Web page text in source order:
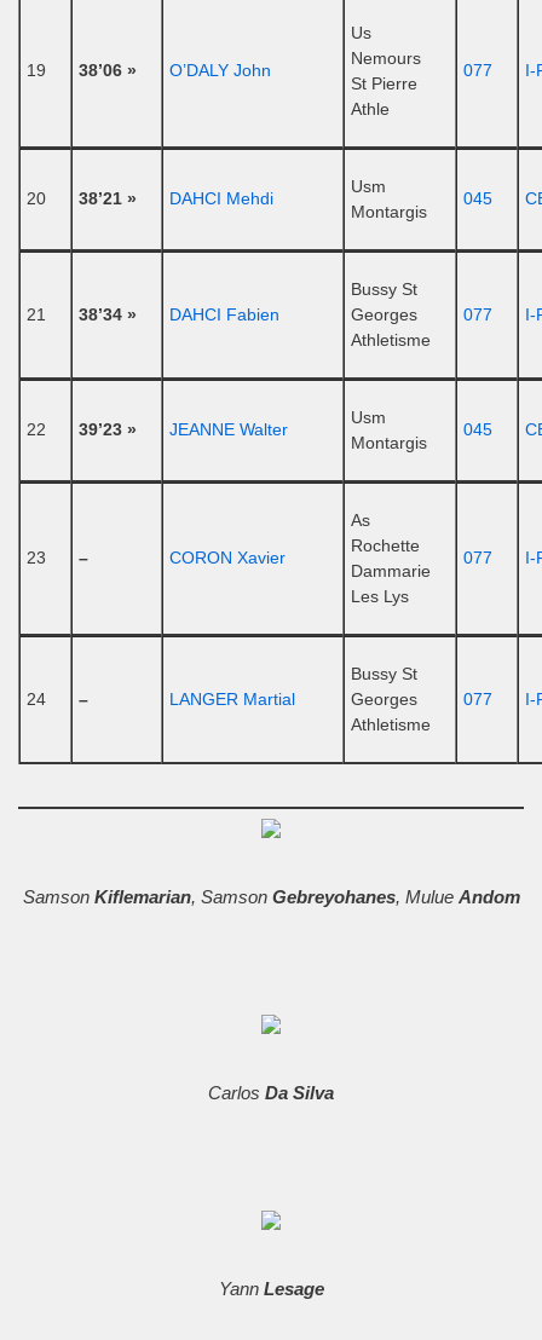
19 38’06 » O’DALY John
Us
Nemours
St Pierre
Athle
077 I-
20 38’21 » DAHCI Mehdi
Usm
Montargis
045
21 38’34 » DAHCI Fabien
Bussy St
Georges
Athletisme
077 I-
22 39’23 » JEANNE Walter
Usm
Montargis
045
23 – CORON Xavier
As
Rochette
Dammarie
Les Lys
077 I-
24 – LANGER Martial
Bussy St
Georges
Athletisme
077 I-
Samson Kiflemarian, Samson Gebreyohanes, Mulue Andom
Carlos Da Silva
Yann Lesage